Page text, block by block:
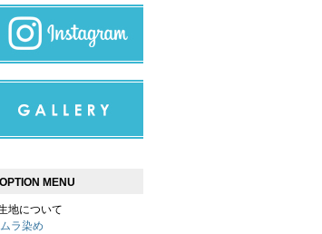
OPTION MENU
地について
ムラ染め